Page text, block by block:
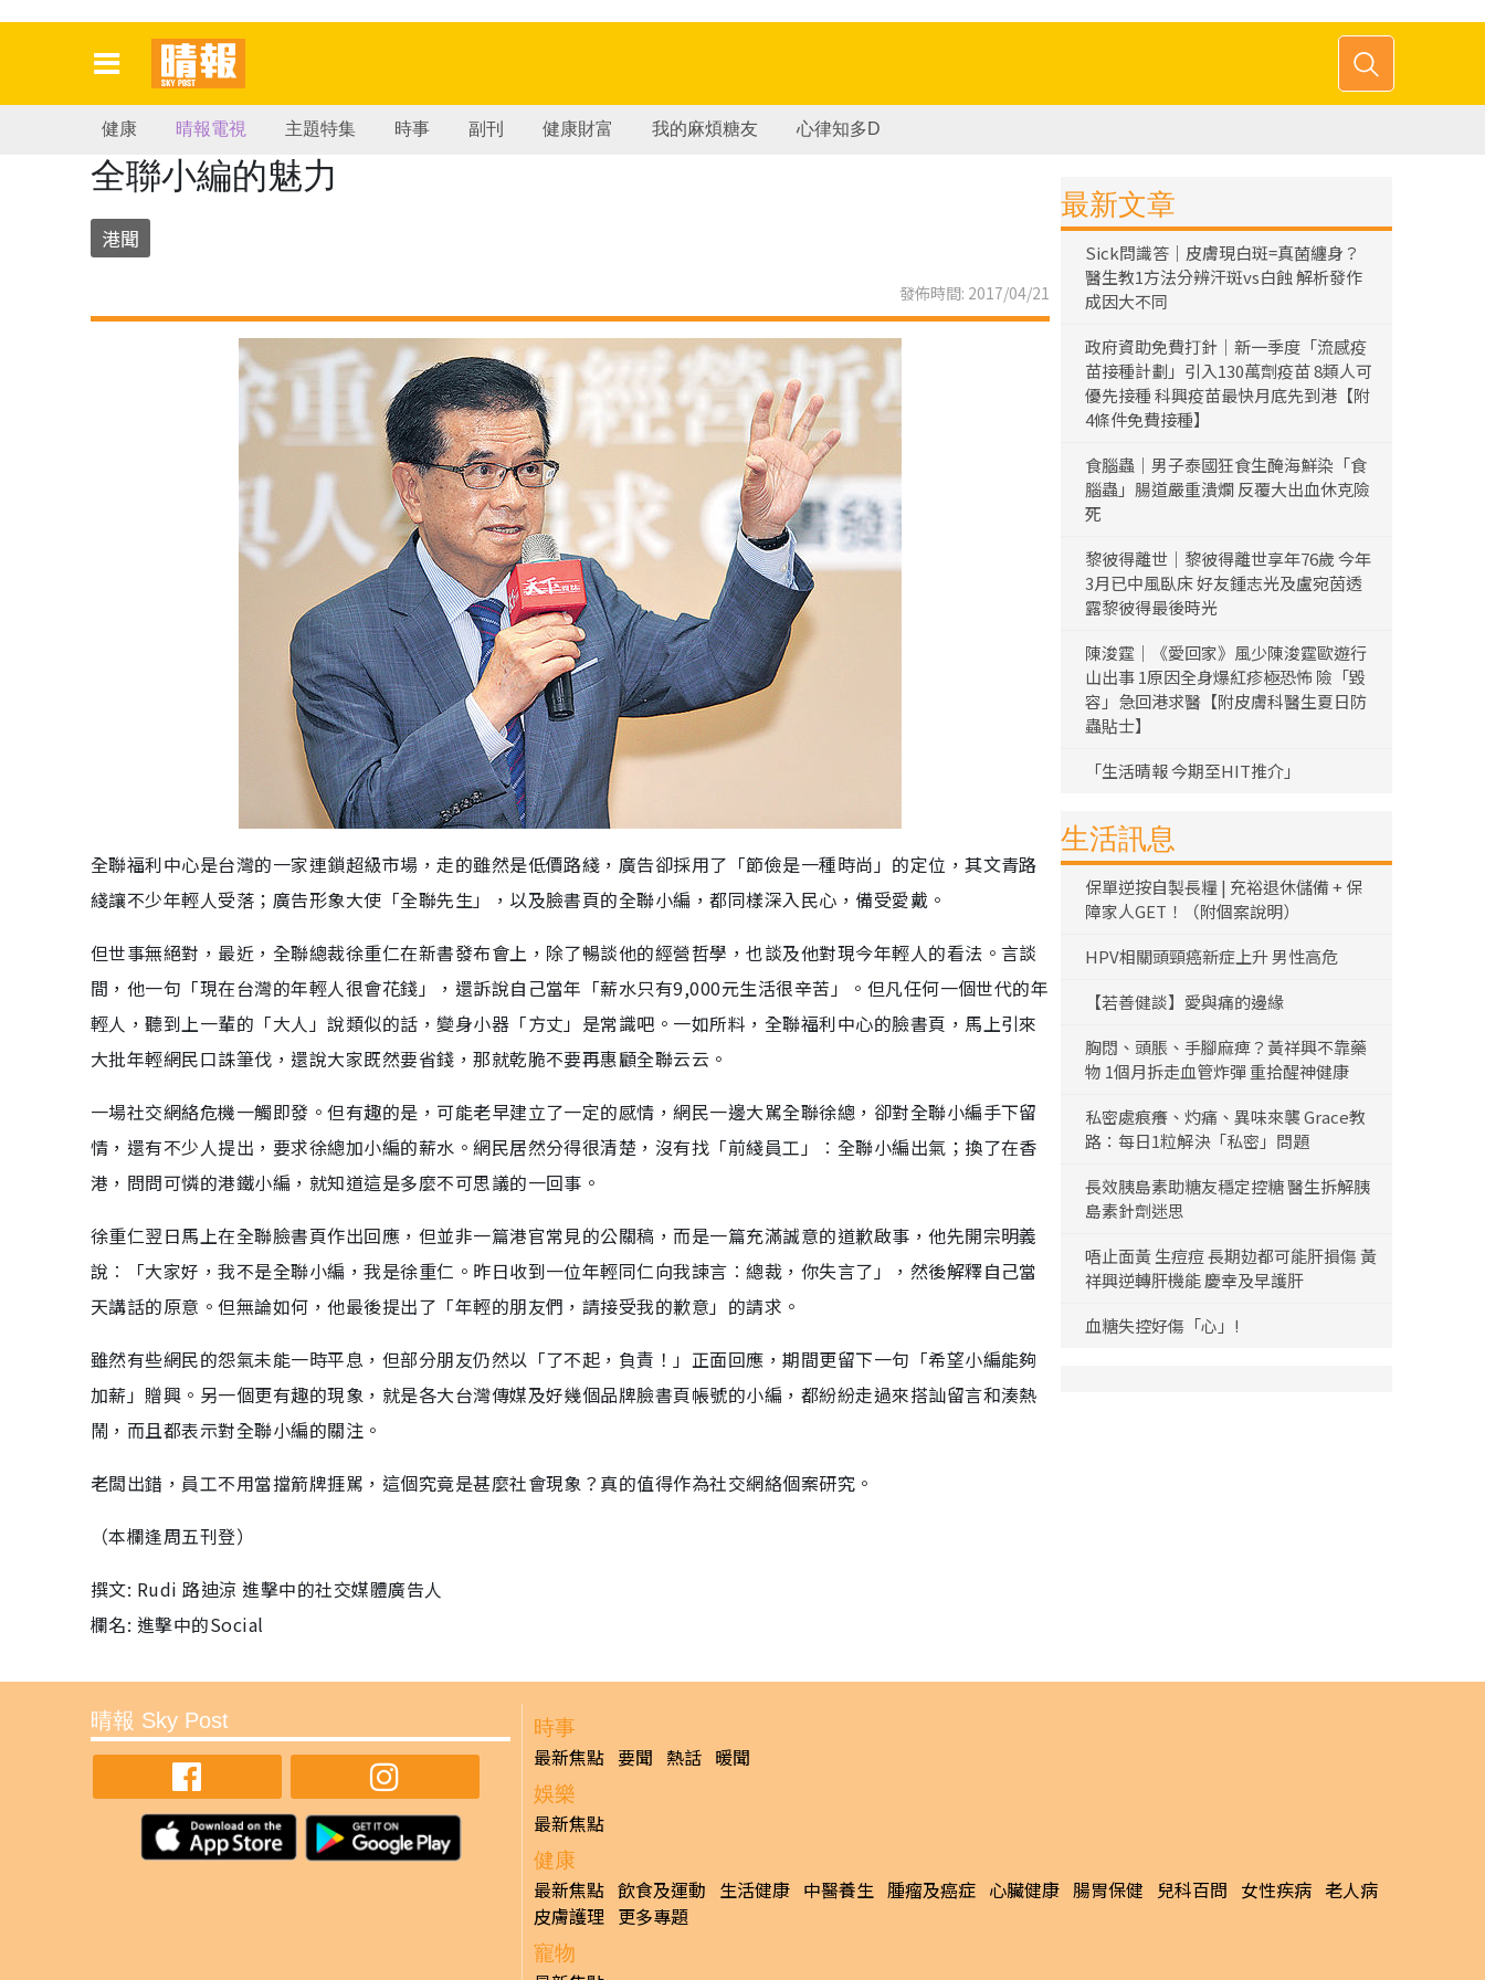
健康 晴報電視 主題特集 時事 副刊 健康財富 我的麻煩糖友 心律知多D
全聯小編的魅力
港聞
發佈時間: 2017/04/21
全聯福利中心是台灣的一家連鎖超級市場，走的雖然是低價路綫，廣告卻採用了「節儉是一種時尚」的定位，其文青路
綫讓不少年輕人受落；廣告形象大使「全聯先生」，以及臉書頁的全聯小編，都同樣深入民心，備受愛戴。
但世事無絕對，最近，全聯總裁徐重仁在新書發布會上，除了暢談他的經營哲學，也談及他對現今年輕人的看法。言談
間，他一句「現在台灣的年輕人很會花錢」，還訴說自己當年「薪水只有9,000元生活很辛苦」。但凡任何一個世代的年
輕人，聽到上一輩的「大人」說類似的話，變身小器「方丈」是常識吧。一如所料，全聯福利中心的臉書頁，馬上引來
大批年輕網民口誅筆伐，還說大家既然要省錢，那就乾脆不要再惠顧全聯云云。
一場社交網絡危機一觸即發。但有趣的是，可能老早建立了一定的感情，網民一邊大駡全聯徐總，卻對全聯小編手下留
情，還有不少人提出，要求徐總加小編的薪水。網民居然分得很清楚，沒有找「前綫員工」︰全聯小編出氣；換了在香
港，問問可憐的港鐵小編，就知道這是多麼不可思議的一回事。
徐重仁翌日馬上在全聯臉書頁作出回應，但並非一篇港官常見的公關稿，而是一篇充滿誠意的道歉啟事，他先開宗明義
說︰「大家好，我不是全聯小編，我是徐重仁。昨日收到一位年輕同仁向我諫言︰總裁，你失言了」，然後解釋自己當
天講話的原意。但無論如何，他最後提出了「年輕的朋友們，請接受我的歉意」的請求。
雖然有些網民的怨氣未能一時平息，但部分朋友仍然以「了不起，負責！」正面回應，期間更留下一句「希望小編能夠
加薪」贈興。另一個更有趣的現象，就是各大台灣傳媒及好幾個品牌臉書頁帳號的小編，都紛紛走過來搭訕留言和湊熱
鬧，而且都表示對全聯小編的關注。
老闆出錯，員工不用當擋箭牌捱駡，這個究竟是甚麼社會現象？真的值得作為社交網絡個案研究。
（本欄逢周五刊登）
撰文: Rudi 路迪涼 進擊中的社交媒體廣告人
欄名: 進擊中的Social
最新文章
Sick問識答｜皮膚現白斑=真菌纏身？
醫生教1方法分辨汗斑vs白蝕 解析發作
成因大不同
政府資助免費打針｜新一季度「流感疫
苗接種計劃」引入130萬劑疫苗 8類人可
優先接種 科興疫苗最快月底先到港【附
4條件免費接種】
食腦蟲｜男子泰國狂食生醃海鮮染「食
腦蟲」腸道嚴重潰爛 反覆大出血休克險
死
黎彼得離世｜黎彼得離世享年76歲 今年
3月已中風臥床 好友鍾志光及盧宛茵透
露黎彼得最後時光
陳浚霆｜《愛回家》風少陳浚霆歐遊行
山出事 1原因全身爆紅疹極恐怖 險「毀
容」急回港求醫【附皮膚科醫生夏日防
蟲貼士】
「生活晴報 今期至HIT推介」
生活訊息
保單逆按自製長糧 | 充裕退休儲備 + 保
障家人GET！（附個案說明）
HPV相關頭頸癌新症上升 男性高危
【若善健談】愛與痛的邊緣
胸悶、頭脹、手腳麻痺？黃祥興不靠藥
物 1個月拆走血管炸彈 重拾醒神健康
私密處痕癢、灼痛、異味來襲 Grace教
路：每日1粒解決「私密」問題
長效胰島素助糖友穩定控糖 醫生拆解胰
島素針劑迷思
唔止面黃 生痘痘 長期攰都可能肝損傷 黃
祥興逆轉肝機能 慶幸及早護肝
血糖失控好傷「心」!
晴報 Sky Post 時事
最新焦點 要聞 熱話 暖聞
娛樂
最新焦點
健康
最新焦點 飲食及運動 生活健康 中醫養生 腫瘤及癌症 心臟健康 腸胃保健 兒科百問 女性疾病 老人病
皮膚護理 更多專題
寵物